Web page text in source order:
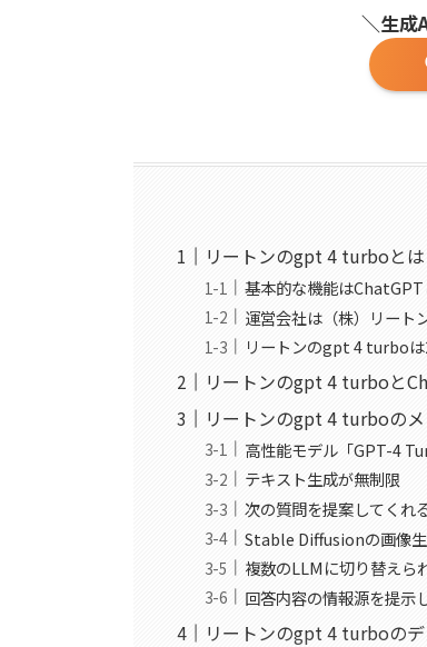
＼生成
リートンのgpt 4 turboとは
基本的な機能は
運営会社は（株）リート
リートンのgpt 4 turbo
リートンのgpt 4 turboと
リートンのgpt 4 turboの
高性能モデル「GPT-4
テキスト生成が無制限
次の質問を提案してくれ
Stable Diffusionの画像
複数のLLMに切り替えら
回答内容の情報源を提示
リートンのgpt 4 turboの